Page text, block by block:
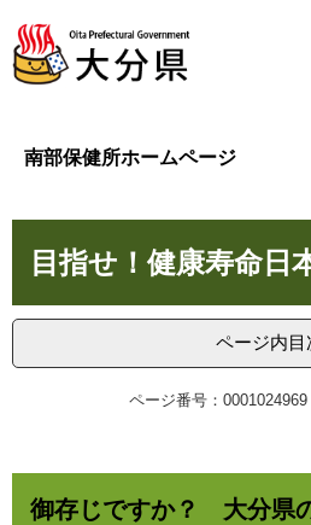
ジ
ュ
南部保健所ホームページ
目指せ！健康寿命日
ページ内目
ページ番号：0001024969
御存じですか？ 大分県